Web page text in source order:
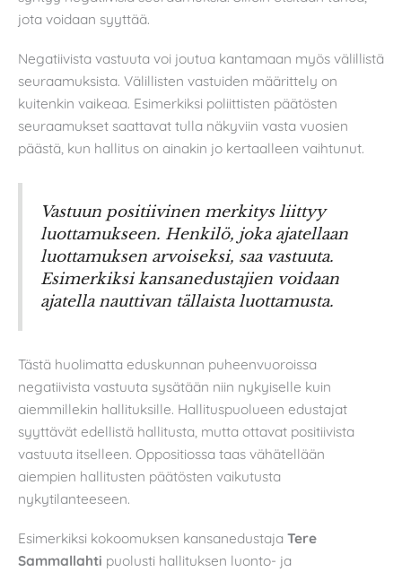
jota voidaan syyttää.
Negatiivista vastuuta voi joutua kantamaan myös välillistä
seuraamuksista. Välillisten vastuiden määrittely on
kuitenkin vaikeaa. Esimerkiksi poliittisten päätösten
seuraamukset saattavat tulla näkyviin vasta vuosien
päästä, kun hallitus on ainakin jo kertaalleen vaihtunut.
Vastuun positiivinen merkitys liittyy
luottamukseen. Henkilö, joka ajatellaan
luottamuksen arvoiseksi, saa vastuuta.
Esimerkiksi kansanedustajien voidaan
ajatella nauttivan tällaista luottamusta.
Tästä huolimatta eduskunnan puheenvuoroissa
negatiivista vastuuta sysätään niin nykyiselle kuin
aiemmillekin hallituksille. Hallituspuolueen edustajat
syyttävät edellistä hallitusta, mutta ottavat positiivista
vastuuta itselleen. Oppositiossa taas vähätellään
aiempien hallitusten päätösten vaikutusta
nykytilanteeseen.
Esimerkiksi kokoomuksen kansanedustaja Tere
Sammallahti puolusti hallituksen luonto- ja